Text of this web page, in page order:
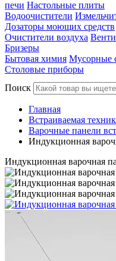
печи Настольные плиты
Водоочистители
Дозаторы моющих средств
Очистители воздуха
Бризеры
Бытовая химия Мусорные
Столовые приборы
Поиск
Главная
Встраиваемая
Варочные панели
Индукционная
Индукционная варочная